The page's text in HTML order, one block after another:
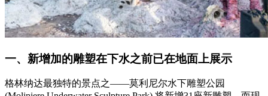
一、新增加的雕塑在下水之前已在地面上展示
格林纳达最独特的景点之——莫利尼尔水下雕塑公园